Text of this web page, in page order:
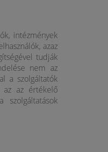
intézmények
azaz
tudják
nem az
a szolgáltatók
az az értékelő